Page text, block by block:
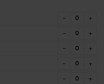
− +
− +
− +
− +
− +